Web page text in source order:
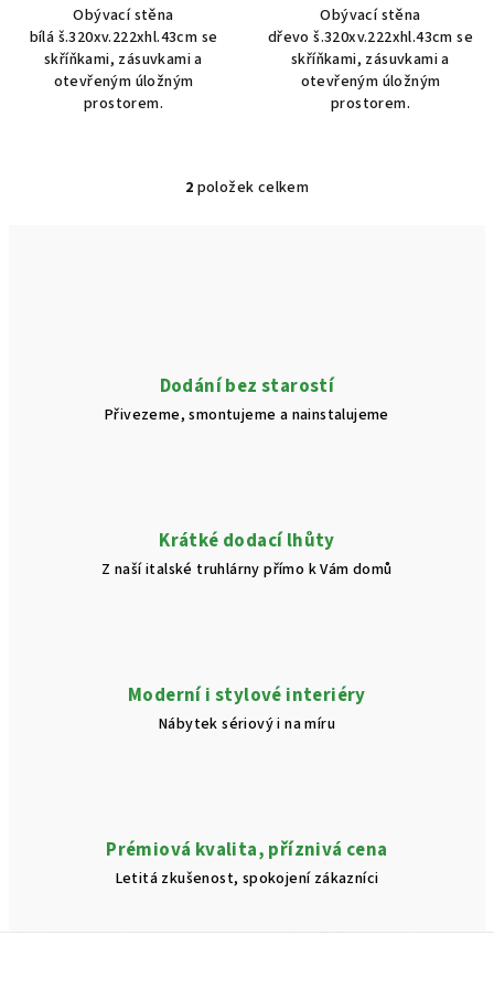
Obývací stěna
bílá š.320xv.222xhl.43cm se
skříňkami, zásuvkami a
otevřeným úložným
prostorem.
Obývací stěna
dřevo š.320xv.222xhl.43cm se
skříňkami, zásuvkami a
otevřeným úložným
prostorem.
O
í
r
v
ý
p
2 položek celkem
Dodání bez starostí
Přivezeme, smontujeme a nainstalujeme
Krátké dodací lhůty
Z naší italské truhlárny přímo k Vám domů
Moderní i stylové interiéry
Nábytek sériový i na míru
Prémiová kvalita, příznivá cena
Letitá zkušenost, spokojení zákazníci